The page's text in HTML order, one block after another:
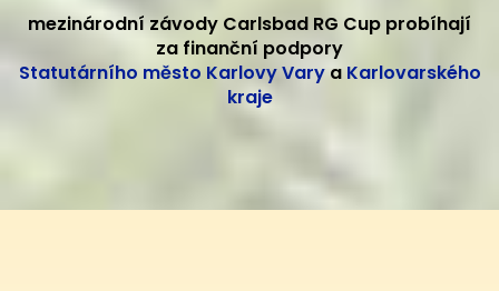
mezinárodní závody Carlsbad RG Cup probíhají
za finanční podpory
Statutárního město Karlovy Varya Karlovarského
kraje